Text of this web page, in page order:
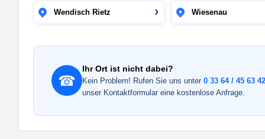
Wendisch Rietz Wiesenau
☎
Ihr Ort ist nicht dabei?
Kein Problem! Rufen Sie uns unter 0 33 64 / 45 63
unser Kontaktformular eine kostenlose Anfrage.